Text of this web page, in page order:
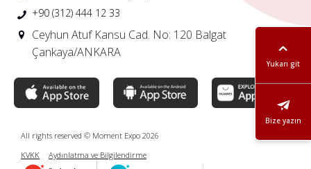
Yukarı git
Bize yazın
+90 (312) 444 12 33
Ceyhun Atuf Kansu Cad. No: 120 Balgat
Çankaya/ANKARA
All rights reserved © Moment Expo 2026
KVKK
Aydınlatma ve Bilgilendirme